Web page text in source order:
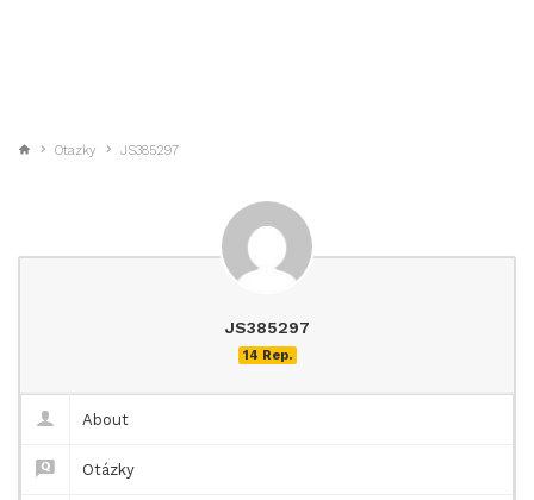
Otazky JS385297
JS385297
14 Rep.
About
Otázky